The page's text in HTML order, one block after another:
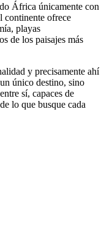
África únicamente con
continente ofrece
playas
de los paisajes más
y precisamente ahí
único destino, sino
sí, capaces de
lo que busque cada